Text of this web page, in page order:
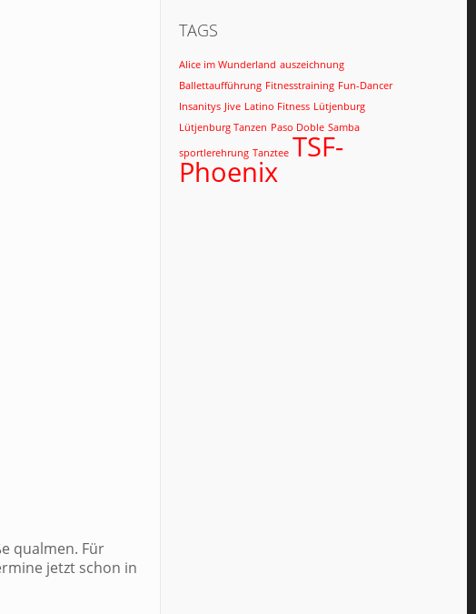
qualmen. Für
jetzt schon in
TAGS
Alice im Wunderland auszeichnung
Ballettaufführung Fitnesstraining Fun-Dancer
Insanitys Jive Latino Fitness Lütjenburg
Lütjenburg Tanzen Paso Doble Samba
sportlerehrung Tanztee TSF-
Phoenix